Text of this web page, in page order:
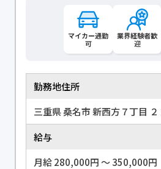
マイカー通勤
可
業界経験者歓
迎
勤務地住所
三重県 桑名市 新西方７丁目 ２
給与
月給 280,000円 〜 350,000円